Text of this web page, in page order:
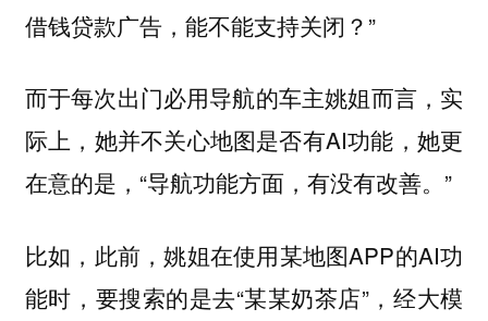
借钱贷款广告，能不能支持关闭？”
而于每次出门必用导航的车主姚姐而言，实
际上，她并不关心地图是否有AI功能，她更
在意的是，“导航功能方面，有没有改善。”
比如，此前，姚姐在使用某地图APP的AI功
能时，要搜索的是去“某某奶茶店”，经大模